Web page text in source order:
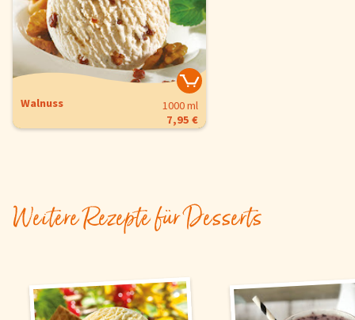
Walnuss
1000 ml
7,95 €
Weitere Rezepte für Desserts